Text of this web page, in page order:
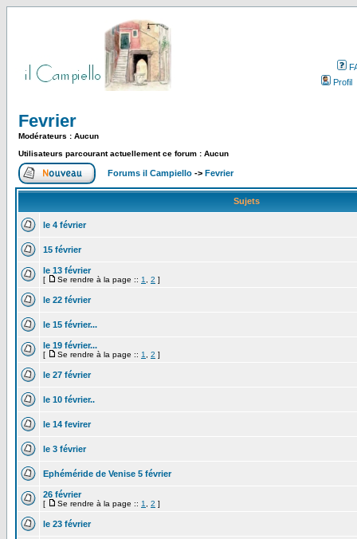
Profil
Fevrier
Modérateurs : Aucun
Utilisateurs parcourant actuellement ce forum : Aucun
Forums il Campiello -> Fevrier
Sujets
le 4 février
15 février
le 13 février
[ Se rendre à la page :: 1 2 ]
le 22 février
le 15 février...
le 19 février...
[ Se rendre à la page :: 1 2 ]
le 27 février
le 10 février..
le 14 fevirer
le 3 février
Ephéméride de Venise 5 février
26 février
[ Se rendre à la page :: 1 2 ]
le 23 février